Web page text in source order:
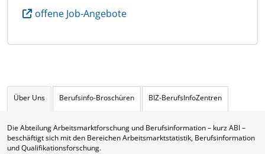
offene Job-Angebote
Über Uns Berufsinfo-Broschüren BIZ-BerufsInfoZentren
Die Abteilung Arbeitsmarktforschung und Berufsinformation – kurz ABI –
beschäftigt sich mit den Bereichen Arbeitsmarktstatistik, Berufsinformation
und Qualifikationsforschung.